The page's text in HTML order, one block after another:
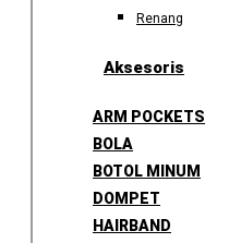
Renang
Aksesoris
ARM POCKETS
BOLA
BOTOL MINUM
DOMPET
HAIRBAND